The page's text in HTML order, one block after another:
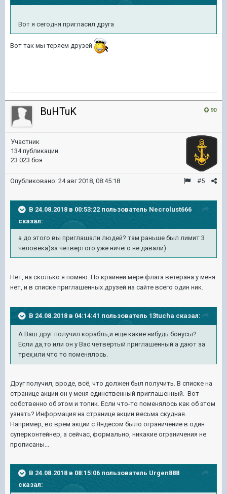
Вот я сегодня пригласил друга
Вот так мы теряем друзей
90
BuHTuK
Участник
134 публикации
23 023 боя
#5
Опубликовано: 24 авг 2018, 08:45:18
В 24.08.2018 в 00:53:22 пользователь Necrolust666
сказал:
а до этого вы приглашали людей? там раньше был лимит 3
человека)за четвертого уже ничего не давали)
Нет, на сколько я помню. По крайней мере флага ветерана у меня
нет, и в списке приглашенных друзей на сайте всего один ник.
В 24.08.2018 в 04:14:41 пользователь 13tucha сказал:
А Ваш друг получил корабль,и еще какие нибудь бонусы?
Если да,то или он у Вас четвертый приглашенный а дают за
трех,или что то поменялось.
Друг получил, вроде, всё, что должен был получить. В списке на
странице акции он у меня единственный приглашенный. Вот
собственно об этом и топик. Если что-то поменялось как об этом
узнать? Информация на странице акции весьма скудная.
Например, во врем акции с Яндесом было ограничение в один
суперконтейнер, а сейчас, формально, никакие ограничения не
прописаны...
В 24.08.2018 в 08:15:06 пользователь Urgen888
сказал: